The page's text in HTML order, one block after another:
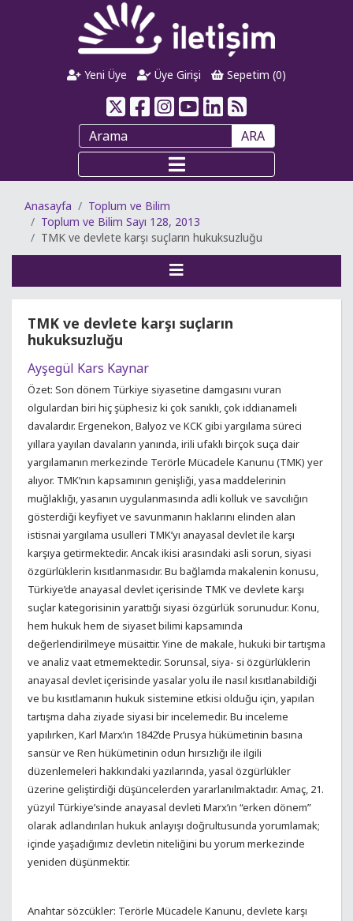
Yeni Üye Üye Girişi Sepetim (0)
ARA
Anasayfa
Toplum ve Bilim
Toplum ve Bilim Sayı 128, 2013
TMK ve devlete karşı suçların hukuksuzluğu
TMK ve devlete karşı suçların
hukuksuzluğu
Ayşegül Kars Kaynar
Özet: Son dönem Türkiye siyasetine damgasını vuran
olgulardan biri hiç şüphesiz ki çok sanıklı, çok iddianameli
davalardır. Ergenekon, Balyoz ve KCK gibi yargılama süreci
yıllara yayılan davaların yanında, irili ufaklı birçok suça dair
yargılamanın merkezinde Terörle Mücadele Kanunu (TMK) yer
alıyor. TMK’nın kapsamının genişliği, yasa maddelerinin
muğlaklığı, yasanın uygulanmasında adli kolluk ve savcılığın
gösterdiği keyfiyet ve savunmanın haklarını elinden alan
istisnai yargılama usulleri TMK’yı anayasal devlet ile karşı
karşıya getirmektedir. Ancak ikisi arasındaki asli sorun, siyasi
özgürlüklerin kısıtlanmasıdır. Bu bağlamda makalenin konusu,
Türkiye’de anayasal devlet içerisinde TMK ve devlete karşı
suçlar kategorisinin yarattığı siyasi özgürlük sorunudur. Konu,
hem hukuk hem de siyaset bilimi kapsamında
değerlendirilmeye müsaittir. Yine de makale, hukuki bir tartışma
ve analiz vaat etmemektedir. Sorunsal, siya- si özgürlüklerin
anayasal devlet içerisinde yasalar yolu ile nasıl kısıtlanabildiği
ve bu kısıtlamanın hukuk sistemine etkisi olduğu için, yapılan
tartışma daha ziyade siyasi bir incelemedir. Bu inceleme
yapılırken, Karl Marx’ın 1842’de Prusya hükümetinin basına
sansür ve Ren hükümetinin odun hırsızlığı ile ilgili
düzenlemeleri hakkındaki yazılarında, yasal özgürlükler
üzerine geliştirdiği düşüncelerden yararlanılmaktadır. Amaç, 21.
yüzyıl Türkiye’sinde anayasal devleti Marx’ın “erken dönem”
olarak adlandırılan hukuk anlayışı doğrultusunda yorumlamak;
içinde yaşadığımız devletin niteliğini bu yorum merkezinde
yeniden düşünmektir.
Anahtar sözcükler: Terörle Mücadele Kanunu, devlete karşı